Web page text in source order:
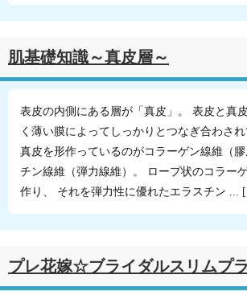
肌基礎知識～真皮層～
表皮の内側にある層が「真皮」。 表皮と真
く薄い膜によってしっかりとつなぎ合わさ
真皮を形作っているのがコラーゲン線維（
チン線維（弾力線維）。 ロープ状のコラー
作り、 それを弾力性に優れたエラスチン ... [
プレ花嫁☆ブライダルスリムプ